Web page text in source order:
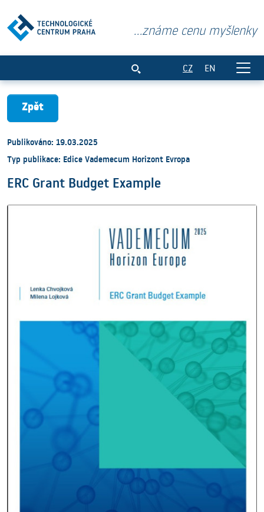
...známe cenu myšlenky
CZ EN
Zpět
Publikováno: 19.03.2025
Typ publikace: Edice Vademecum Horizont Evropa
ERC Grant Budget Example